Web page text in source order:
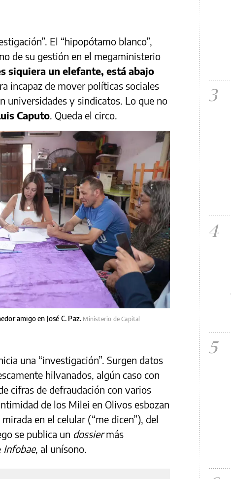
El “hipopótamo blanco”,
de su gestión en el megaministerio
siquiera un elefante, está abajo
incapaz de mover políticas sociales
universidades y sindicatos. Lo que no
Caputo. Queda el circo.
amigo en José C. Paz. Ministerio de Capital
una “investigación”. Surgen datos
hilvanados, algún caso con
cifras de defraudación con varios
de los Milei en Olivos esbozan
en el celular (“me dicen”), del
se publica un dossiermás
Infobae, al unísono.
3
4
5